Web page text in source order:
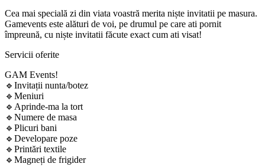
Cea mai specială zi din viata voastră merita niște invitatii pe masura.
Gamevents este alături de voi, pe drumul pe care ati pornit
împreună, cu niște invitatii făcute exact cum ati visat!
Servicii oferite
GAM Events!
🔹Invitații nunta/botez
🔹Meniuri
🔹Aprinde-ma la tort
🔹Numere de masa
🔹Plicuri bani
🔹Developare poze
🔹Printări textile
🔹Magneți de frigider